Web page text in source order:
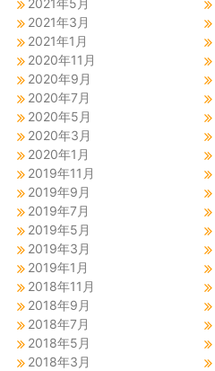
2021年3月
2021年1月
2020年11月
2020年9月
2020年7月
2020年5月
2020年3月
2020年1月
2019年11月
2019年9月
2019年7月
2019年5月
2019年3月
2019年1月
2018年11月
2018年9月
2018年7月
2018年5月
2018年3月